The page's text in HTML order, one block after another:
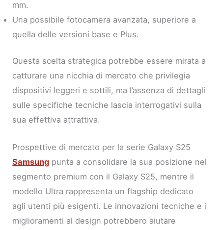
mm.
Una possibile fotocamera avanzata, superiore a
quella delle versioni base e Plus.
Questa scelta strategica potrebbe essere mirata a
catturare una nicchia di mercato che privilegia
dispositivi leggeri e sottili, ma l’assenza di dettagli
sulle specifiche tecniche lascia interrogativi sulla
sua effettiva attrattiva.
Prospettive di mercato per la serie Galaxy S25
Samsung punta a consolidare la sua posizione nel
segmento premium con il Galaxy S25, mentre il
modello Ultra rappresenta un flagship dedicato
agli utenti più esigenti. Le innovazioni tecniche e i
miglioramenti al design potrebbero aiutare